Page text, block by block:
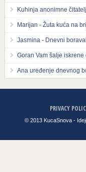
Kuhinja anonimne
Marijan - Žuta kuća na
Jasmina - Dnevni
Goran Vam šalje
Ana uređenje dnevnog
PRIVACY
© 2013 KucaSnova -